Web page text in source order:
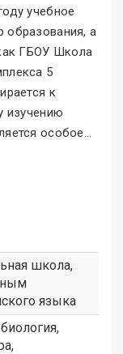
учебное
образования, а
ГБОУ Школа
5
к
изучению
особое...
школа,
языка